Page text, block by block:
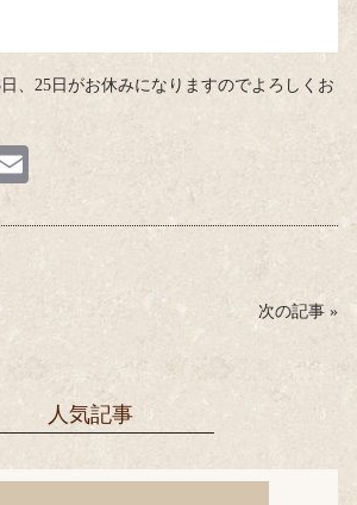
、25日がお休みになりますのでよろしくお
ne
ail
次の記事 »
人気記事